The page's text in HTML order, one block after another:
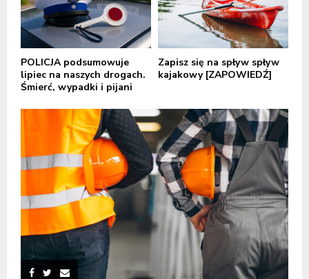
POLICJA podsumowuje
lipiec na naszych drogach.
Śmierć, wypadki i pijani
Zapisz się na spływ spływ
kajakowy [ZAPOWIEDŹ]